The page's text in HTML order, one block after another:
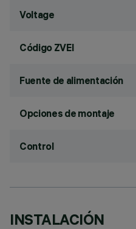
Voltage
Código ZVEI
Fuente de alimentación
Opciones de montaje
Control
INSTALACIÓN